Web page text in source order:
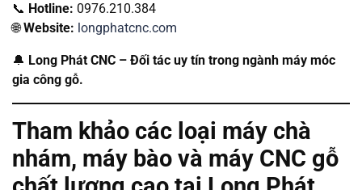
📞 Hotline: 0976.210.384
🌐Website: longphatcnc.com
🔔 Long Phát CNC – Đối tác uy tín trong ngành máy móc
gia công gỗ.
Tham khảo các loại máy chà
nhám, máy bào và máy CNC gỗ